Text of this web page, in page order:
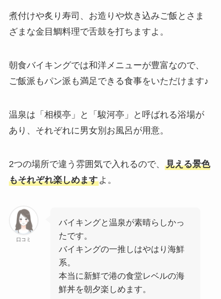
煮付けや炙り寿司、お造りや炊き込みご飯とさま
ざまな金目鯛料理で舌鼓を打ちますよ。
朝食バイキングでは和洋メニューが豊富なので、
ご飯派もパン派も満足できる食事をいただけます♪
温泉は「相模亭」と「駿河亭」と呼ばれる浴場が
あり、それぞれに男女別お風呂が用意。
2つの場所で違う雰囲気で入れるので、 見える景色
もそれぞれ楽しめますよ。
口コミ
バイキングと温泉が素晴らしかっ
たです。
バイキングの一推しはやはり海鮮
系。
本当に新鮮で港の食堂レベルの海
鮮丼を朝夕楽しめます。